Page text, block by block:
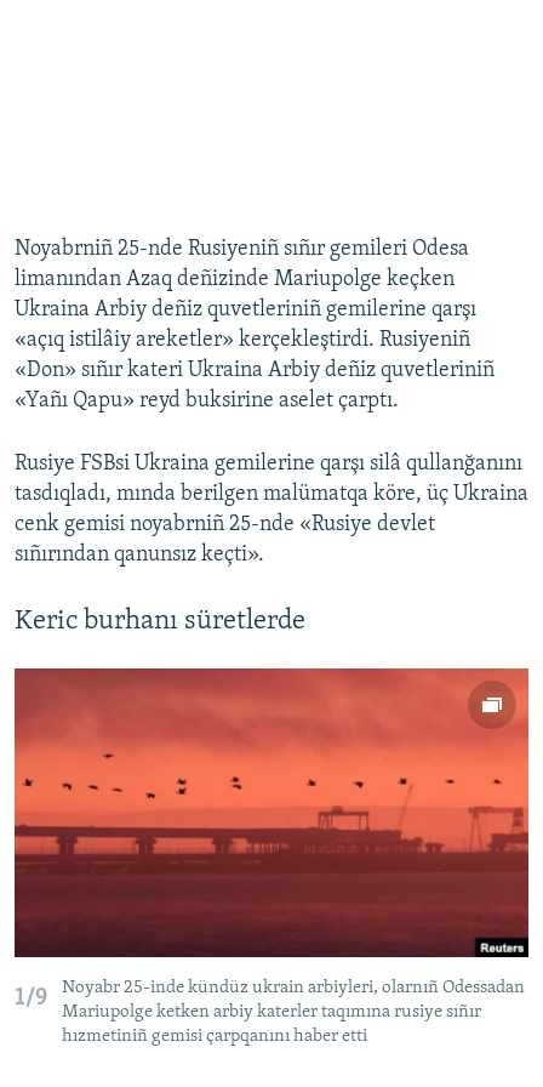
Noyabrniñ 25-nde Rusiyeniñ sıñır gemileri Odesa
limanından Azaq deñizinde Mariupolge keçken
Ukraina Arbiy deñiz quvetleriniñ gemilerine qarşı
«açıq istilâiy areketler» kerçekleştirdi. Rusiyeniñ
«Don» sıñır kateri Ukraina Arbiy deñiz quvetleriniñ
«Yañı Qapu» reyd buksirine aselet çarptı.
Rusiye FSBsi Ukraina gemilerine qarşı silâ qullanğanını
tasdıqladı, mında berilgen malümatqa köre, üç Ukraina
cenk gemisi noyabrniñ 25-nde «Rusiye devlet
sıñırından qanunsız keçti».
Keric burhanı süretlerde
1/9
Noyabr 25-inde kündüz ukrain arbiyleri, olarnıñ Odessadan
Mariupolge ketken arbiy katerler taqımına rusiye sıñır
hızmetiniñ gemisi çarpqanını haber etti